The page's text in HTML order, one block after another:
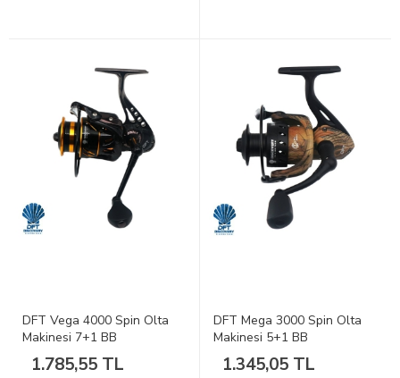
DFT Vega 4000 Spin Olta
Makinesi 7+1 BB
1.785,55 TL
DFT Mega 3000 Spin Olta
Makinesi 5+1 BB
1.345,05 TL